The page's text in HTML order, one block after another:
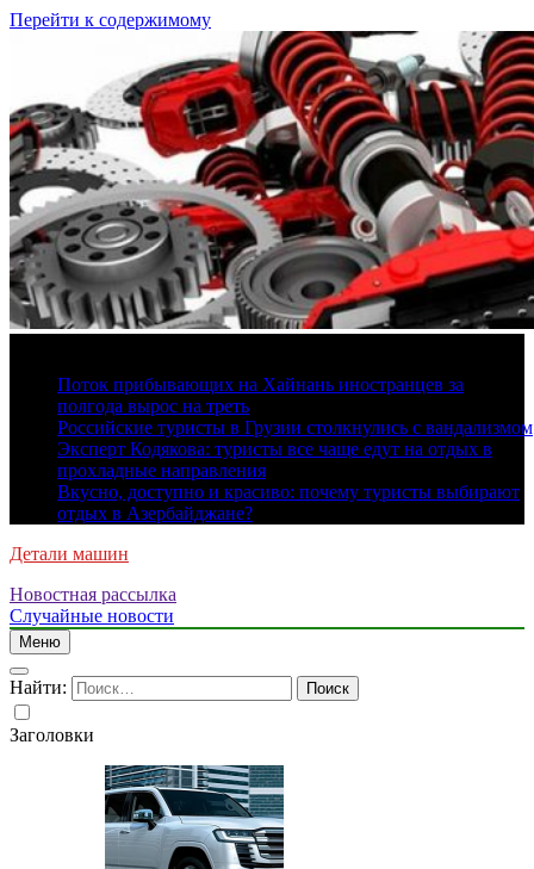
Перейти к содержимому
Поток прибывающих на Хайнань иностранцев за
полгода вырос на треть
Российские туристы в Грузии столкнулись с вандализмом
Эксперт Кодякова: туристы все чаще едут на отдых в
прохладные направления
Вкусно, доступно и красиво: почему туристы выбирают
отдых в Азербайджане?
Детали машин
Новостная рассылка
Случайные новости
Меню
Найти:
Заголовки